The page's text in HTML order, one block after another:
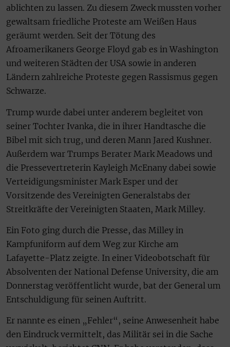
ablichten zu lassen. Zu diesem Zweck mussten vorher
gewaltsam friedliche Proteste am Weißen Haus
geräumt werden. Seit der Tötung des
Afroamerikaners George Floyd gab es in Washington
und weiteren Städten der USA sowie in anderen
Ländern zahlreiche Proteste gegen Rassismus gegen
Schwarze.
Trump wurde dabei unter anderem begleitet von
seiner Tochter Ivanka, die in ihrer Handtasche die
Bibel mit sich trug, und deren Mann Jared Kushner.
Außerdem war Trumps Berater Mark Meadows und
die Pressevertreterin Kayleigh McEnany dabei sowie
Verteidigungsminister Mark Esper und der
Vorsitzende des Vereinigten Generalstabs der
Streitkräfte der Vereinigten Staaten, Mark Milley.
Ein Foto ging durch die Presse, das Milley in
Kampfuniform auf dem Weg zur Kirche am
Lafayette-Platz zeigte. In einer Videobotschaft für
Absolventen der National Defense University, die am
Donnerstag veröffentlicht wurde, bat der General um
Entschuldigung für seinen Auftritt.
Er nannte es einen „Fehler“, seine Anwesenheit habe
den Eindruck vermittelt, das Militär sei in die Sache